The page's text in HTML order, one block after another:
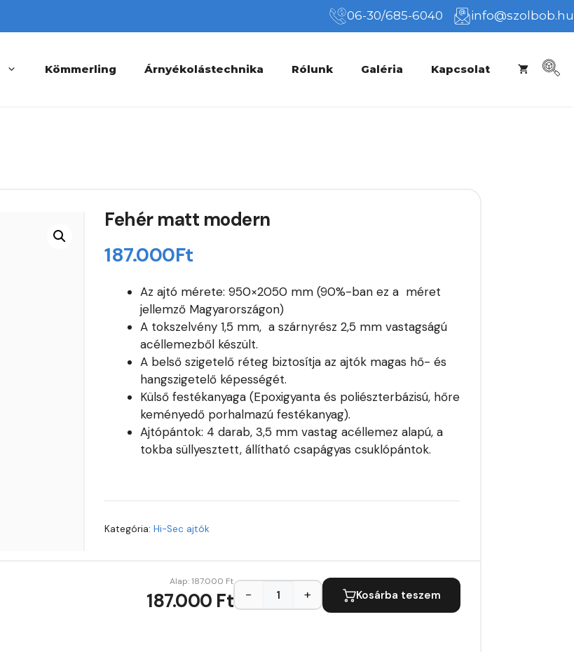
06-30/685-6040 info@szolbob.hu
Kömmerling Árnyékolástechnika Rólunk Galéria Kapcsolat
Fehér matt modern
187.000Ft
Az ajtó mérete: 950×2050 mm (90%-ban ez a méret
jellemző Magyarországon)
A tokszelvény 1,5 mm, a szárnyrész 2,5 mm vastagságú
acéllemezből készült.
A belső szigetelő réteg biztosítja az ajtók magas hő- és
hangszigetelő képességét.
Külső festékanyaga (Epoxigyanta és poliészterbázisú, hőre
keményedő porhalmazú festékanyag).
Ajtópántok: 4 darab, 3,5 mm vastag acéllemez alapú, a
tokba süllyesztett, állítható csapágyas csuklópántok.
Kategória:Hi-Sec ajtók
Alap:187.000 Ft
187.000 Ft − + Kosárba teszem